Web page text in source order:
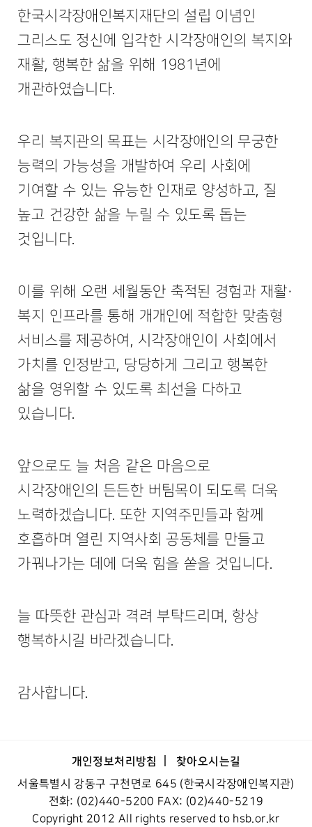
한국시각장애인복지재단의 설립 이념인
그리스도 정신에 입각한 시각장애인의 복지와
재활, 행복한 삶을 위해 1981년에
개관하였습니다.
우리 복지관의 목표는 시각장애인의 무궁한
능력의 가능성을 개발하여 우리 사회에
기여할 수 있는 유능한 인재로 양성하고, 질
높고 건강한 삶을 누릴 수 있도록 돕는
것입니다.
이를 위해 오랜 세월동안 축적된 경험과 재활·
복지 인프라를 통해 개개인에 적합한 맞춤형
서비스를 제공하여, 시각장애인이 사회에서
가치를 인정받고, 당당하게 그리고 행복한
삶을 영위할 수 있도록 최선을 다하고
있습니다.
앞으로도 늘 처음 같은 마음으로
시각장애인의 든든한 버팀목이 되도록 더욱
노력하겠습니다. 또한 지역주민들과 함께
호흡하며 열린 지역사회 공동체를 만들고
가꿔나가는 데에 더욱 힘을 쏟을 것입니다.
늘 따뜻한 관심과 격려 부탁드리며, 항상
행복하시길 바라겠습니다.
감사합니다.
개인정보처리방침 찾아오시는길
서울특별시 강동구 구천면로 645 (한국시각장애인복지관)
전화: (02)440-5200 FAX: (02)440-5219
Copyright 2012 All rights reserved to hsb.or.kr